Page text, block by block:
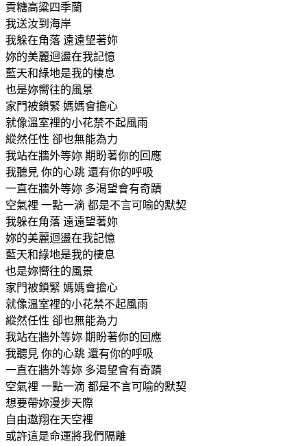
貢糖高粱四季蘭
我送汝到海岸
我躲在角落 遠遠望著妳
妳的美麗迴盪在我記憶
藍天和綠地是我的棲息
也是妳嚮往的風景
家門被鎖緊 媽媽會擔心
就像溫室裡的小花禁不起風雨
縱然任性 卻也無能為力
我站在牆外等妳 期盼著你的回應
我聽見 你的心跳 還有你的呼吸
一直在牆外等妳 多渴望會有奇蹟
空氣裡 一點一滴 都是不言可喻的默契
我躲在角落 遠遠望著妳
妳的美麗迴盪在我記憶
藍天和綠地是我的棲息
也是妳嚮往的風景
家門被鎖緊 媽媽會擔心
就像溫室裡的小花禁不起風雨
縱然任性 卻也無能為力
我站在牆外等妳 期盼著你的回應
我聽見 你的心跳 還有你的呼吸
一直在牆外等妳 多渴望會有奇蹟
空氣裡 一點一滴 都是不言可喻的默契
想要帶妳漫步天際
自由遨翔在天空裡
或許這是命運將我們隔離